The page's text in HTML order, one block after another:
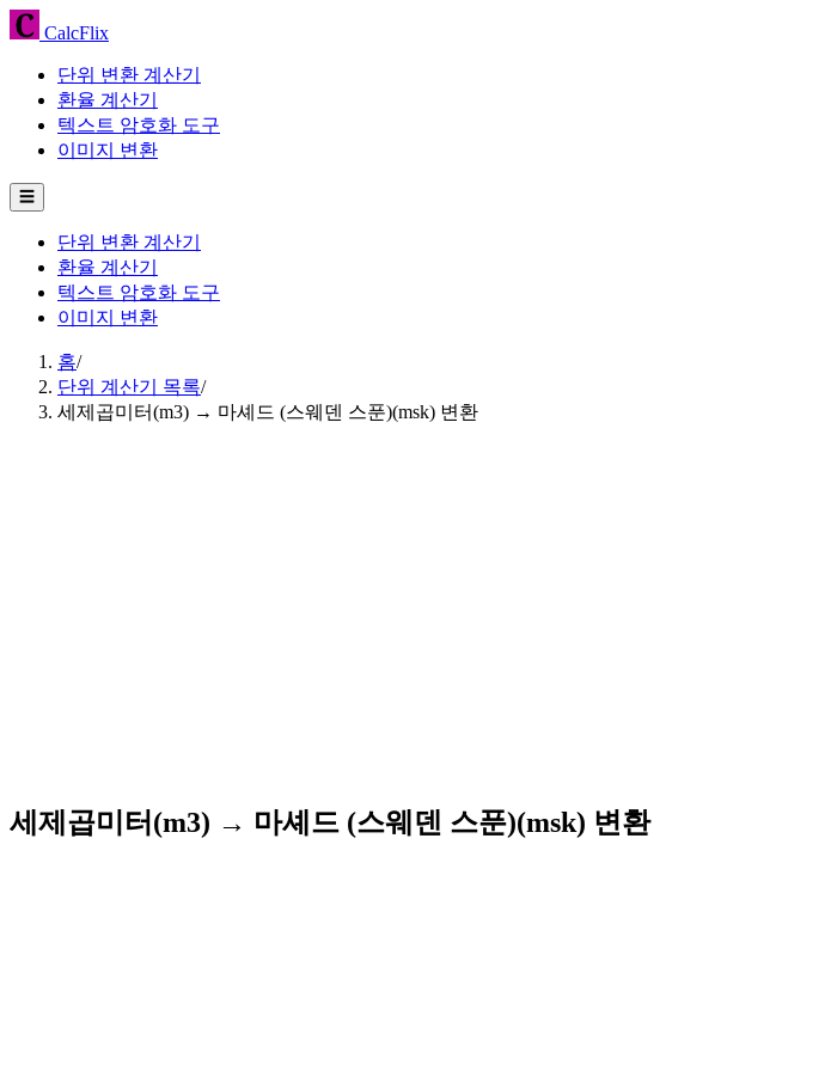
CalcFlix
단위 변환 계산기
환율 계산기
텍스트 암호화 도구
이미지 변환
☰
단위 변환 계산기
환율 계산기
텍스트 암호화 도구
이미지 변환
홈/
단위 계산기 목록/
세제곱미터(m3) → 마셰드 (스웨덴 스푼)(msk) 변환
세제곱미터(m3) → 마셰드 (스웨덴 스푼)(msk) 변환